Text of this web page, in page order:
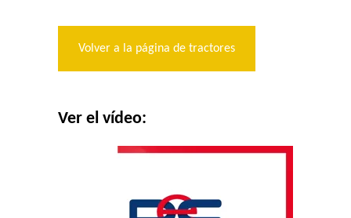
Volver a la página de tractores
Ver el vídeo: